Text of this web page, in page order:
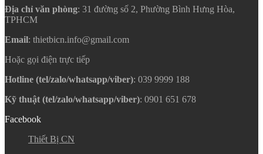
Địa chỉ văn phòng: 31 đường số 2, Phường Bình Hưng Hòa,
TPHCM
Email: thietbicn.info@gmail.com
Hoặc gọi điện trực tiếp
Hotline (tel/zalo/whatsapp/viber): 039 9999 188
Kỹ thuật (tel/zalo/whatsapp/viber): 0901 651 678
Facebook
Thiết Bị CN